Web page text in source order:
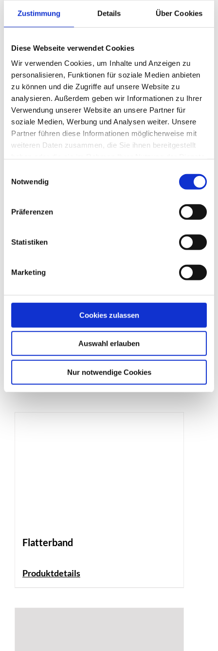
Zustimmung Details Über Cookies
Diese Webseite verwendet Cookies
Wir verwenden Cookies, um Inhalte und Anzeigen zu
personalisieren, Funktionen für soziale Medien anbieten
zu können und die Zugriffe auf unsere Website zu
analysieren. Außerdem geben wir Informationen zu Ihrer
Verwendung unserer Website an unsere Partner für
soziale Medien, Werbung und Analysen weiter. Unsere
Partner führen diese Informationen möglicherweise mit
weiteren Daten zusammen, die Sie ihnen bereitgestellt
Notwendig
Präferenzen
Statistiken
Marketing
Cookies zulassen
Auswahl erlauben
Nur notwendige Cookies
Schloss (3 x 3 m)
Produktdetails
Produktdetails
Flatterband
Produktdetails